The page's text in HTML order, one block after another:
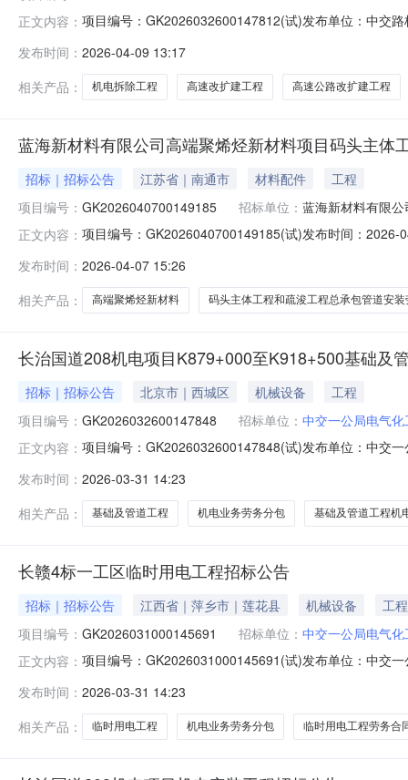
正文内容： 项目编号：GK2026032600147812(试)发布单位：中交
中交路桥建设有限公司京津塘高速(天津段)改扩建TJSG-
发布时间： 2026-04-09 13:17
相关产品：
机电拆除工程 高速改扩建工程 高速公路改扩建工程
蓝海新材料有限公司高端聚烯烃新材料项目码头主
招标｜招标公告 江苏省｜南通市 材料配件
工程
项目编号： GK2026040700149185 招标单位： 蓝海新材料有限公
正文内容： 项目编号：GK2026040700149185(试)发布时间：
高端聚烯烃新材料项目码头主体工程和疏浚工程总承包
发布时间： 2026-04-07 15:26
相关产品：
高端聚烯烃新材料 码头主体工程和疏浚工程总承包管道安装
长治国道208机电项目K879+000至K918+500基础及
招标｜招标公告 北京市｜西城区 机械设备
工程
项目编号： GK2026032600147848 招标单位： 中交一公局电气
正文内容： 项目编号：GK2026032600147848(试)发布单位：中交
发布时间： 2026-03-31 14:23
相关产品：
基础及管道工程 机电业务劳务分包 基础及管道工程机
长赣4标一工区临时用电工程招标公告
招标｜招标公告 江西省｜萍乡市｜莲花县 机械设备
工程
项目编号： GK2026031000145691 招标单位： 中交一公局电气
正文内容： 项目编号：GK2026031000145691(试)发布单位：中交
发布时间： 2026-03-31 14:23
相关产品：
临时用电工程 机电业务劳务分包 临时用电工程劳务合